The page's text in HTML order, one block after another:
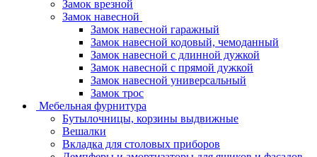
Замок врезной
Замок навесной
Замок навесной гаражный
Замок навесной кодовый, чемоданный
Замок навесной с длинной дужкой
Замок навесной с прямой дужкой
Замок навесной универсальный
Замок трос
Мебельная фурнитура
Бутылочницы, корзины выдвижные
Вешалки
Вкладка для столовых приборов